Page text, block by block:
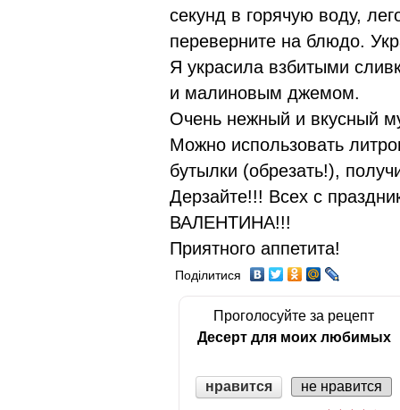
секунд в горячую воду,
переверните на блюдо.
Я украсила взбитыми
и малиновым джемом.
Очень нежный и вкусный
Можно использовать
бутылки (обрезать!),
Дерзайте!!! Всех с
ВАЛЕНТИНА!!!
Приятного аппетита!
Поділитися
Проголосуйте за рецепт
Десерт для моих любимых
нравится не нравится